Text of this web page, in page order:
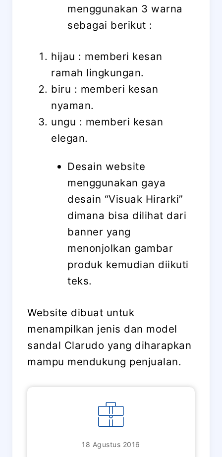
menggunakan 3 warna
sebagai berikut :
hijau : memberi kesan
ramah lingkungan.
biru : memberi kesan
nyaman.
ungu : memberi kesan
elegan.
Desain website
menggunakan gaya
desain “Visuak Hirarki”
dimana bisa dilihat dari
banner yang
menonjolkan gambar
produk kemudian diikuti
teks.
Website dibuat untuk
menampilkan jenis dan model
sandal Clarudo yang diharapkan
mampu mendukung penjualan.
18 Agustus 2016